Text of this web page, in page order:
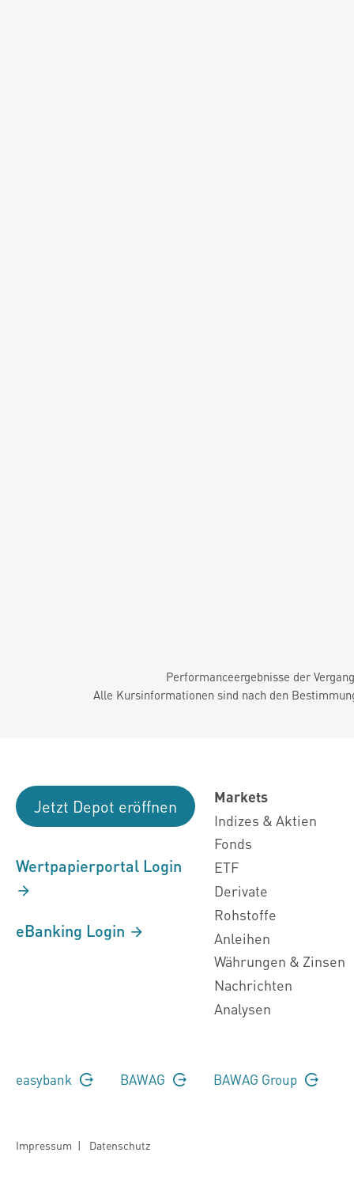
Performanceergebnisse der
Alle Kursinformationen sind nach den
Jetzt Depot eröffnen
Wertpapierportal Login
eBanking Login
Markets
Indizes & Aktien
Fonds
ETF
Derivate
Rohstoffe
Anleihen
Währungen & Zinsen
Nachrichten
Analysen
easybank BAWAG BAWAG Group
Impressum | Datenschutz